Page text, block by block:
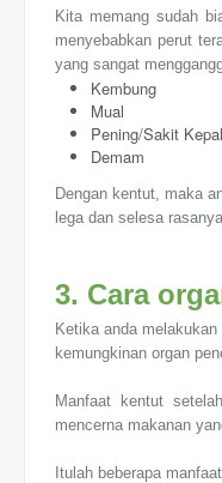
Kita memang sudah
menyebabkan perut
yang sangat
Kembung
Mual
Pening/Sakit
Demam
Dengan kentut, maka
lega dan selesa
3. Cara
Ketika anda
kemungkinan organ
Manfaat kentut
mencerna makanan
Itulah beberapa